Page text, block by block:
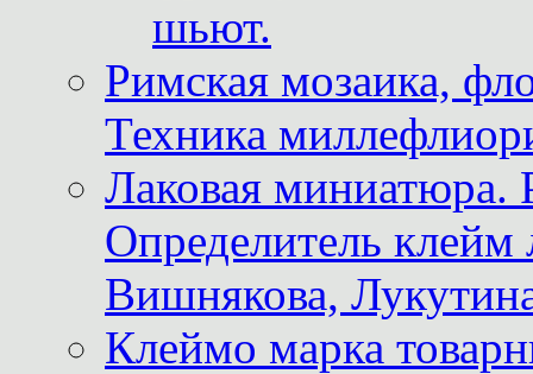
шьют.
Римская мозаика,
Техника
Лаковая миниатюра.
Определитель
Вишнякова,
Клеймо марка